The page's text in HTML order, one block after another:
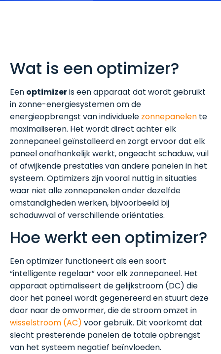
Wat is een optimizer?
Een optimizeris een apparaat dat wordt gebruikt
in zonne-energiesystemen om de
energieopbrengst van individuele zonnepanelen te
maximaliseren. Het wordt direct achter elk
zonnepaneel geïnstalleerd en zorgt ervoor dat elk
paneel onafhankelijk werkt, ongeacht schaduw, vuil
of afwijkende prestaties van andere panelen in het
systeem. Optimizers zijn vooral nuttig in situaties
waar niet alle zonnepanelen onder dezelfde
omstandigheden werken, bijvoorbeeld bij
schaduwval of verschillende oriëntaties.
Hoe werkt een optimizer?
Een optimizer functioneert als een soort
“intelligente regelaar” voor elk zonnepaneel. Het
apparaat optimaliseert de gelijkstroom (DC) die
door het paneel wordt gegenereerd en stuurt deze
door naar de omvormer, die de stroom omzet in
wisselstroom (AC) voor gebruik. Dit voorkomt dat
slecht presterende panelen de totale opbrengst
van het systeem negatief beïnvloeden.